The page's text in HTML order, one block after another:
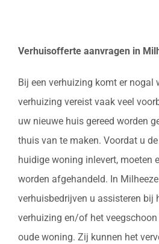
Verhuisofferte aanvragen in
Bij een verhuizing komt er nogal
verhuizing vereist vaak veel
uw nieuwe huis gereed worden
thuis van te maken. Voordat u
huidige woning inlevert, moeten
worden afgehandeld. In
verhuisbedrijven u assisteren bij
verhuizing en/of het
oude woning. Zij kunnen het